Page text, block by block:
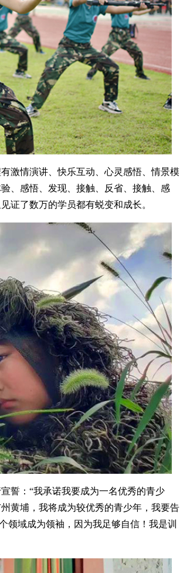
激情演讲、快乐互动、心灵感悟、情景模
、感悟、发现、接触、反省、接触、感
证了数万的学员都有蜕变和成长。
誓：“我承诺我要成为一名优秀的青少
黄埔，我将成为较优秀的青少年，我要告
领域成为领袖，因为我足够自信！我是训